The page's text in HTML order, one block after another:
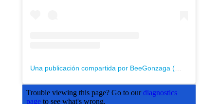
Una publicación compartida por BeeGonzaga (@bee.gonzaga)